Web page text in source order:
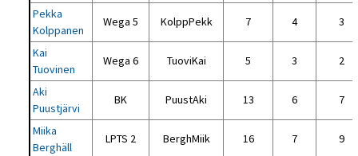
Pekka
Kolppanen
Wega 5 KolppPekk 7 4 3
Kai
Tuovinen
Wega 6 TuoviKai 5 3 2
Aki
Puustjärvi
BK PuustAki 13 6 7
Miika
Berghäll
LPTS 2 BerghMiik 16 7 9